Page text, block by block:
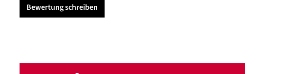
Bewertung schreiben